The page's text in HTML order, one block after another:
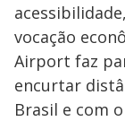
vocação
Airport faz
encurtar
Brasil e com